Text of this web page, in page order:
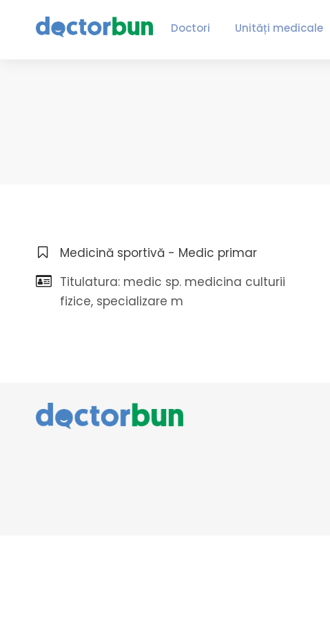
Doctori Unități medicale
Medicină sportivă - Medic primar
Titulatura: medic sp. medicina culturii
fizice, specializare m